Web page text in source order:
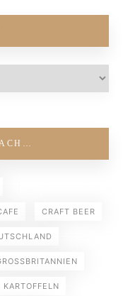
CRAFT BEER
KARTOFFELN